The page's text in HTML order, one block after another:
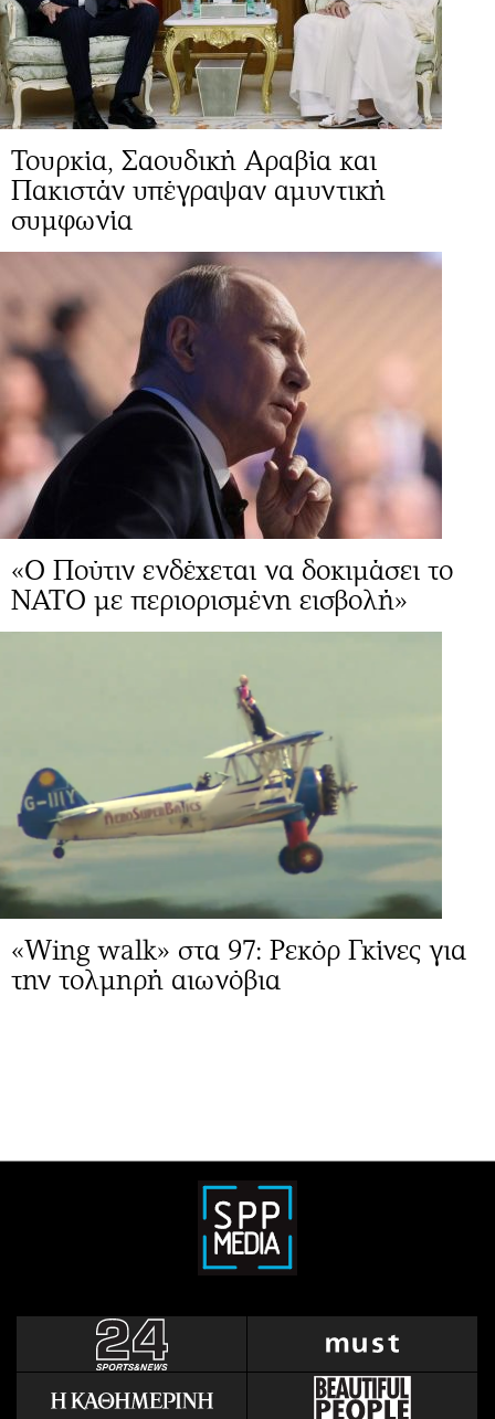
Τουρκία, Σαουδική Αραβία και
Πακιστάν υπέγραψαν αμυντική
συμφωνία
«Ο Πούτιν ενδέχεται να δοκιμάσει το
ΝΑΤΟ με περιορισμένη εισβολή»
«Wing walk» στα 97: Ρεκόρ Γκίνες για
την τολμηρή αιωνόβια